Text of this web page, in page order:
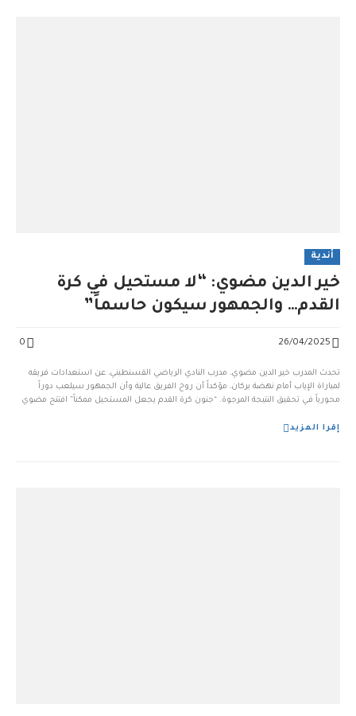
أندية
خير الدين مضوي: “لا مستحيل في كرة
القدم… والجمهور سيكون حاسماً”
26/04/2025
0
تحدث المدرب خير الدين مضوي، مدرب النادي الرياضي القسنطيني، عن استعدادات فريقه
لمباراة الإياب أمام نهضة بركان، مؤكداً أن روح الفريق عالية وأن الجمهور سيلعب دوراً
محورياً في تحقيق النتيجة المرجوة. “جنون كرة القدم يجعل المستحيل ممكناً” افتتح مضوي
[...
إقرا المزيد